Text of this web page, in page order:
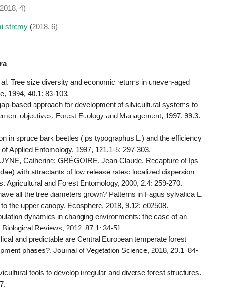
4)
stromy (2018, 6)
Tree size diversity and economic returns in uneven-aged
1994, 40.1: 83-103.
based approach for development of silvicultural systems to
objectives. Forest Ecology and Management, 1997, 99.3:
in spruce bark beetles (Ips typographus L.) and the efficiency
Applied Entomology, 1997, 121.1‐5: 297-303.
Catherine; GRÉGOIRE, Jean‐Claude. Recapture of Ips
with attractants of low release rates: localized dispersion
Agricultural and Forest Entomology, 2000, 2.4: 259-270.
all the tree diameters grown? Patterns in Fagus sylvatica L.
the upper canopy. Ecosphere, 2018, 9.12: e02508.
dynamics in changing environments: the case of an
Reviews, 2012, 87.1: 34-51.
and predictable are Central European temperate forest
phases?. Journal of Vegetation Science, 2018, 29.1: 84-
tools to develop irregular and diverse forest structures.